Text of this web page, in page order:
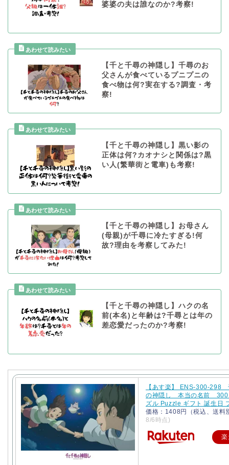
婆婆の夫は誰なのか?考察!
【千と千尋の神隠し】千尋のお
父さんが食べているプニプニの
食べ物は何?実在する?調査・考
察!
【千と千尋の神隠し】黒い影の
正体は何?カオナシと関係は?黒
い人(繁華街と電車)も考察!
【千と千尋の神隠し】お母さん
(母親)が千尋に冷たすぎる!何
故?理由を考察してみた!
【千と千尋の神隠し】ハクの名
前(本名)と年齢は?千尋とは年の
差恋愛だったのか?考察!
【あす楽】 ENS-300-298
の神隠し 本当の名前 300
ズル Puzzle ギフト 誕生日
価格：1408円（税込、送料
8/6時点)